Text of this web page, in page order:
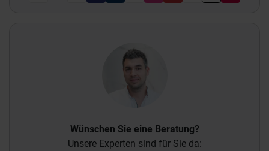
Wünschen Sie eine Beratung?
Unsere Experten sind für Sie da: